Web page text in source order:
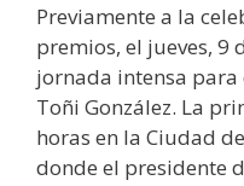
Previamente a la
premios, el jueves, 9
jornada intensa
Toñi González. La
horas en la Ciudad
donde el presidente